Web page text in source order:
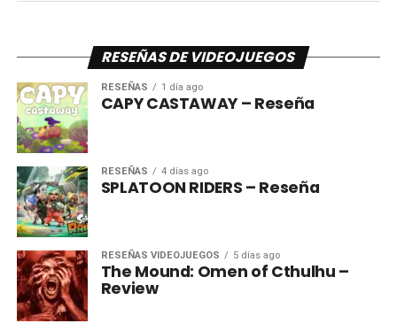
RESEÑAS DE VIDEOJUEGOS
RESEÑAS 1 día ago
CAPY CASTAWAY – Reseña
RESEÑAS 4 días ago
SPLATOON RIDERS – Reseña
RESEÑAS VIDEOJUEGOS 5 días ago
The Mound: Omen of Cthulhu –
Review